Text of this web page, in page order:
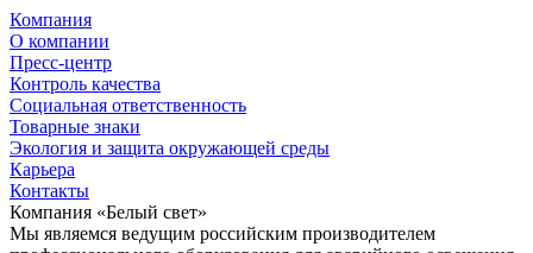
Компания
О компании
Пресс-центр
Контроль качества
Социальная ответственность
Товарные знаки
Экология и защита окружающей среды
Карьера
Контакты
Компания «Белый свет»
Мы являемся ведущим российским производителем